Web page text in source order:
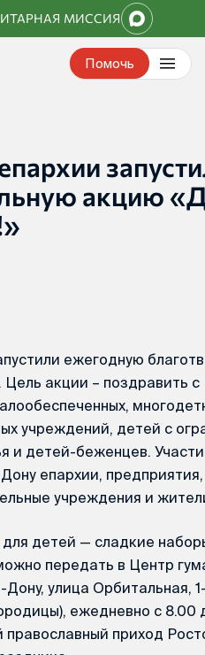
МИССИЯ
Помочь
акцию
ежегодную
Цель акции – поздравить
учреждений, детей с
и детей-беженцев.
епархии,
учреждения и
детей — сладкие
передать в Центр
улица Орбитальная,
ежедневно с 8.00
приход